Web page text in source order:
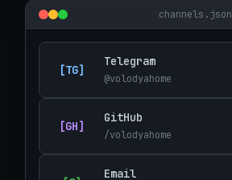
channels.json
[TG]
Telegram
@volodyahome
[GH]
GitHub
/volodyahome
Email